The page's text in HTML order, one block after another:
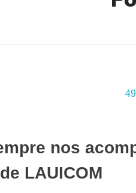
nos
LAUICOM